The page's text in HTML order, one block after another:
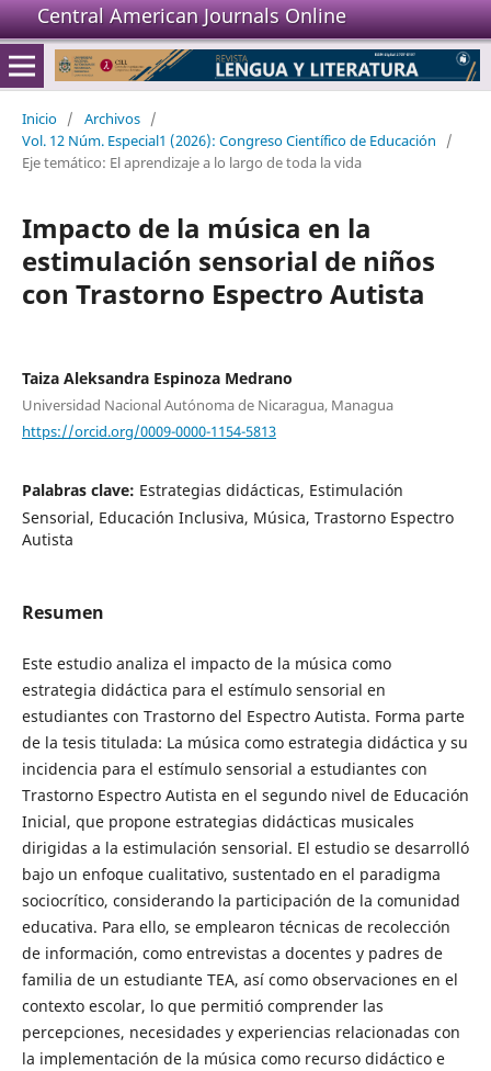
Central American Journals Online
Inicio / Archivos /
Vol. 12 Núm. Especial1 (2026): Congreso Científico de Educación
/
Eje temático: El aprendizaje a lo largo de toda la vida
Impacto de la música en la
estimulación sensorial de niños
con Trastorno Espectro Autista
Taiza Aleksandra Espinoza Medrano
Universidad Nacional Autónoma de Nicaragua, Managua
https://orcid.org/0009-0000-1154-5813
Palabras clave: Estrategias didácticas, Estimulación
Sensorial, Educación Inclusiva, Música, Trastorno Espectro
Autista
Resumen
Este estudio analiza el impacto de la música como
estrategia didáctica para el estímulo sensorial en
estudiantes con Trastorno del Espectro Autista. Forma parte
de la tesis titulada: La música como estrategia didáctica y su
incidencia para el estímulo sensorial a estudiantes con
Trastorno Espectro Autista en el segundo nivel de Educación
Inicial, que propone estrategias didácticas musicales
dirigidas a la estimulación sensorial. El estudio se desarrolló
bajo un enfoque cualitativo, sustentado en el paradigma
sociocrítico, considerando la participación de la comunidad
educativa. Para ello, se emplearon técnicas de recolección
de información, como entrevistas a docentes y padres de
familia de un estudiante TEA, así como observaciones en el
contexto escolar, lo que permitió comprender las
percepciones, necesidades y experiencias relacionadas con
la implementación de la música como recurso didáctico e